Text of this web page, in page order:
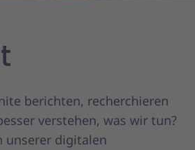
berichten, recherchieren
verstehen, was wir tun?
unserer digitalen